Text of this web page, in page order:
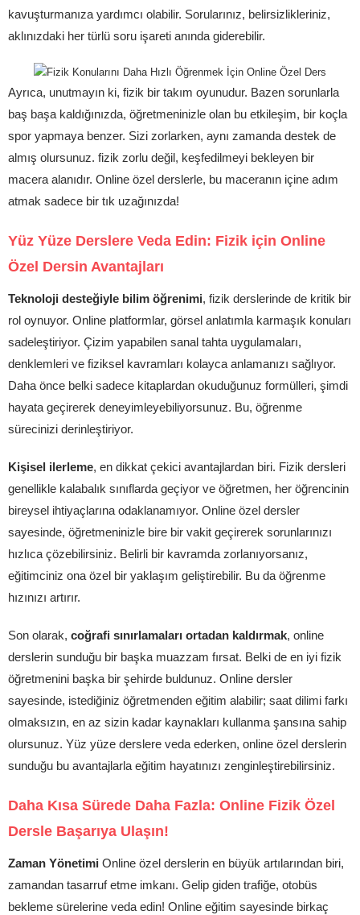
kavuşturmanıza yardımcı olabilir. Sorularınız, belirsizlikleriniz,
aklınızdaki her türlü soru işareti anında giderebilir.
Ayrıca, unutmayın ki, fizik bir takım oyunudur. Bazen sorunlarla
baş başa kaldığınızda, öğretmeninizle olan bu etkileşim, bir koçla
spor yapmaya benzer. Sizi zorlarken, aynı zamanda destek de
almış olursunuz. fizik zorlu değil, keşfedilmeyi bekleyen bir
macera alanıdır. Online özel derslerle, bu maceranın içine adım
atmak sadece bir tık uzağınızda!
Yüz Yüze Derslere Veda Edin: Fizik için Online
Özel Dersin Avantajları
Teknoloji desteğiyle bilim öğrenimi, fizik derslerinde de kritik bir
rol oynuyor. Online platformlar, görsel anlatımla karmaşık konuları
sadeleştiriyor. Çizim yapabilen sanal tahta uygulamaları,
denklemleri ve fiziksel kavramları kolayca anlamanızı sağlıyor.
Daha önce belki sadece kitaplardan okuduğunuz formülleri, şimdi
hayata geçirerek deneyimleyebiliyorsunuz. Bu, öğrenme
sürecinizi derinleştiriyor.
Kişisel ilerleme, en dikkat çekici avantajlardan biri. Fizik dersleri
genellikle kalabalık sınıflarda geçiyor ve öğretmen, her öğrencinin
bireysel ihtiyaçlarına odaklanamıyor. Online özel dersler
sayesinde, öğretmeninizle bire bir vakit geçirerek sorunlarınızı
hızlıca çözebilirsiniz. Belirli bir kavramda zorlanıyorsanız,
eğitimciniz ona özel bir yaklaşım geliştirebilir. Bu da öğrenme
hızınızı artırır.
Son olarak, coğrafi sınırlamaları ortadan kaldırmak, online
derslerin sunduğu bir başka muazzam fırsat. Belki de en iyi fizik
öğretmenini başka bir şehirde buldunuz. Online dersler
sayesinde, istediğiniz öğretmenden eğitim alabilir; saat dilimi farkı
olmaksızın, en az sizin kadar kaynakları kullanma şansına sahip
olursunuz. Yüz yüze derslere veda ederken, online özel derslerin
sunduğu bu avantajlarla eğitim hayatınızı zenginleştirebilirsiniz.
Daha Kısa Sürede Daha Fazla: Online Fizik Özel
Dersle Başarıya Ulaşın!
Zaman Yönetimi Online özel derslerin en büyük artılarından biri,
zamandan tasarruf etme imkanı. Gelip giden trafiğe, otobüs
bekleme sürelerine veda edin! Online eğitim sayesinde birkaç